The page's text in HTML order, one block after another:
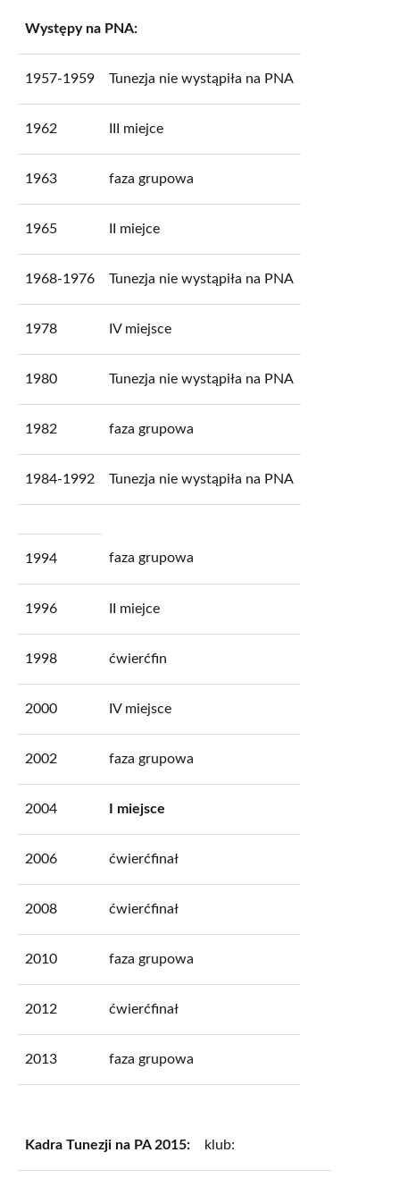
Występy na PNA:
1957-1959 Tunezja nie wystąpiła na PNA
1962 III miejce
1963 faza grupowa
1965 II miejce
1968-1976 Tunezja nie wystąpiła na PNA
1978 IV miejsce
1980 Tunezja nie wystąpiła na PNA
1982 faza grupowa
1984-1992 Tunezja nie wystąpiła na PNA
1994 faza grupowa
1996 II miejce
1998 ćwierćfin
2000 IV miejsce
2002 faza grupowa
2004 I miejsce
2006 ćwierćfinał
2008 ćwierćfinał
2010 faza grupowa
2012 ćwierćfinał
2013 faza grupowa
Kadra Tunezji na PA 2015: klub: